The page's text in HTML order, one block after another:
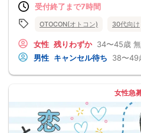
受付終了まで7時間
OTOCON(オトコン) 30代向け
女性 残りわずか 34〜45歳
男性 キャンセル待ち 38〜49
女性急